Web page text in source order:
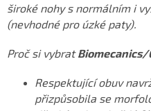
široké nohy s normálním i
(nevhodné pro úzké paty).
Proč si vybrat
Respektující obuv
přizpůsobila se